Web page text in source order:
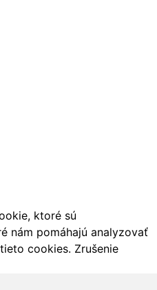
ktoré sú
nám pomáhajú analyzovať
cookies. Zrušenie